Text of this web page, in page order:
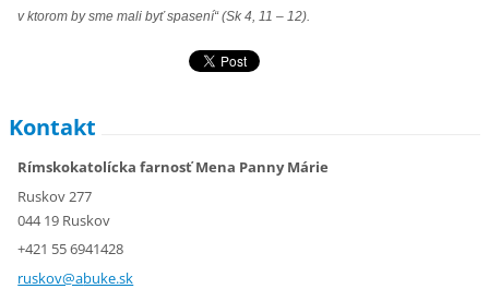
v ktorom by sme mali byť spasení“ (Sk 4, 11 – 12).
Kontakt
Rímskokatolícka farnosť Mena Panny Márie
Ruskov 277
044 19 Ruskov
+421 55 6941428
ruskov@abuke.sk